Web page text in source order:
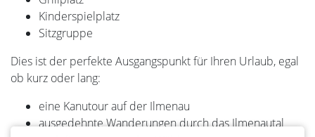
Kinderspielplatz
Sitzgruppe
Dies ist der perfekte Ausgangspunkt für Ihren Urlaub, egal
ob kurz oder lang:
eine Kanutour auf der Ilmenau
ausgedehnte Wanderungen durch das Ilmenautal